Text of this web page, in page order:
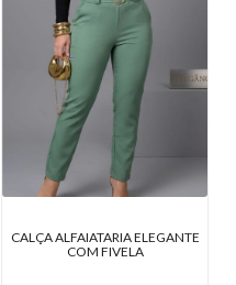
VESTIDO LONGO TOMARA
CAIA LASTEX ESTAMPADO